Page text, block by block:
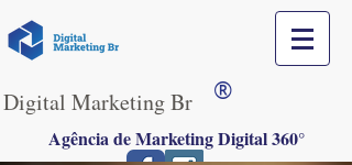
®
Digital Marketing Br
Agência de Marketing Digital 360°